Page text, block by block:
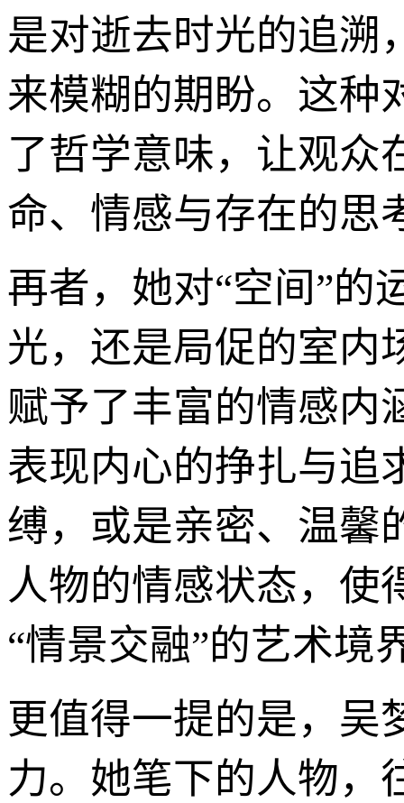
是对逝去时光的追溯
来模糊的期盼。这种
了哲学意味，让观众
命、情感与存在的思
再者，她对“空间”的
光，还是局促的室内
赋予了丰富的情感内
表现内心的挣扎与追
缚，或是亲密、温馨
人物的情感状态，使
“情景交融”的艺术境
更值得一提的是，吴
力。她笔下的人物，